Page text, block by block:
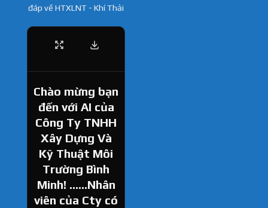
đáp về HTXLNT - Khí Thải
Chào mừng bạn
đến với AI của
Công Ty TNHH
Xây Dựng Và
Kỹ Thuật Môi
Trường Bình
Minh! ......Nhân
viên của Cty có